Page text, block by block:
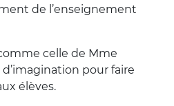
de l’enseignement
celle de Mme
pour faire
élèves.